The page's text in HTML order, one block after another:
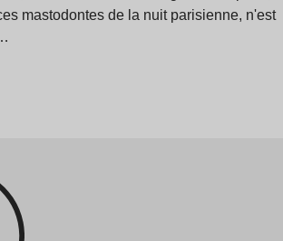
mastodontes de la nuit parisienne, n'est